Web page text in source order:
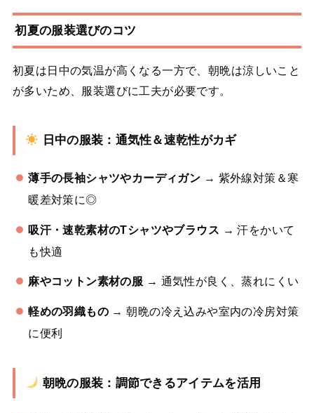
初夏の服装選びのコツ
初夏は日中の気温が高くなる一方で、朝晩は涼しいこと
が多いため、服装選びに工夫が必要です。
日中の服装：通気性＆速乾性がカギ
薄手の長袖シャツやカーディガン → 紫外線対策＆寒
暖差対策に◎
吸汗・速乾素材のTシャツやブラウス → 汗をかいて
も快適
麻やコットン素材の服 → 通気性が良く、蒸れにくい
軽めの羽織もの → 朝晩の冷え込みや室内の冷房対策
に便利
朝晩の服装：調節できるアイテムを活用